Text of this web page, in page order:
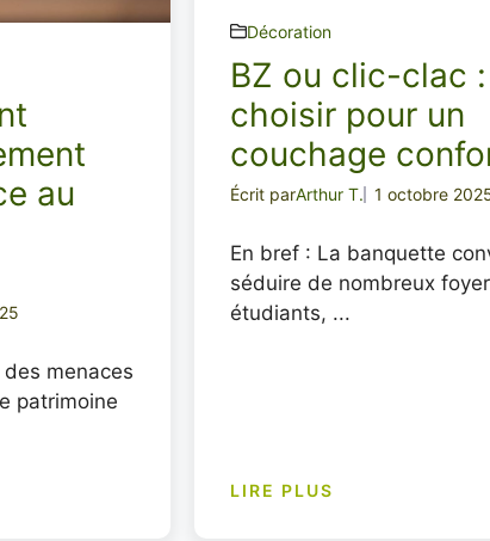
au
des menaces
patrimoine
Décoration
BZ ou clic-clac
choisir pour un
couchage
Écrit parArthur T. 1 octobre
En bref : La banquette
séduire de nombreux
étudiants, ...
LIRE PLUS